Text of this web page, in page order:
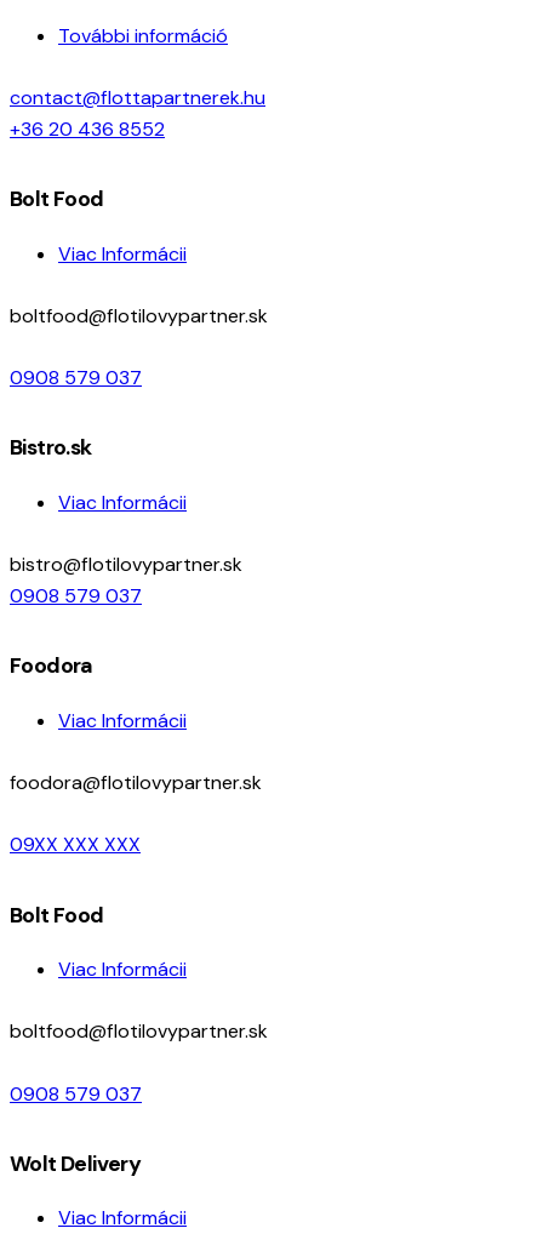
További információ
contact@flottapartnerek.hu
+36 20 436 8552
Bolt Food
Viac Informácii
boltfood@flotilovypartner.sk
0908 579 037
Bistro.sk
Viac Informácii
bistro@flotilovypartner.sk
0908 579 037
Foodora
Viac Informácii
foodora@flotilovypartner.sk
09XX XXX XXX
Bolt Food
Viac Informácii
boltfood@flotilovypartner.sk
0908 579 037
Wolt Delivery
Viac Informácii